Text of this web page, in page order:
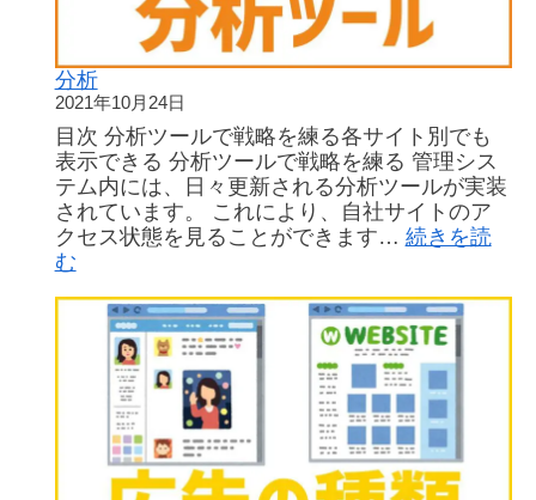
悩
で
な
い
で
し
ょ
う
ス
ン
ク
設
分析
2021年10月24日
目次 分析ツールで戦略を練る各サイト別でも
表示できる 分析ツールで戦略を練る 管理シス
テム内には、日々更新される分析ツールが実装
されています。 これにより、自社サイトのア
クセス状態を見ることができます… 続きを読
む: